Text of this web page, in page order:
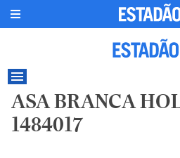
ASA BRANCA
1484017